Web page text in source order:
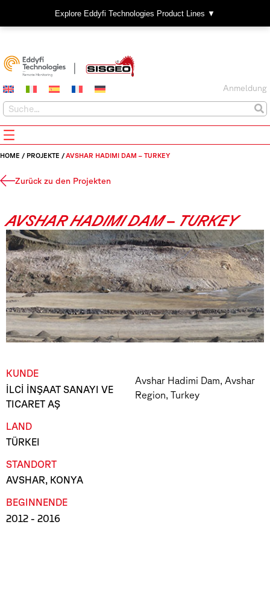
Explore Eddyfi Technologies Product Lines ▼
Anmeldung
HOME / PROJEKTE /AVSHAR HADIMI DAM – TURKEY
Zurück zu den Projekten
AVSHAR HADIMI DAM – TURKEY
KUNDE
İLCİ İNŞAAT SANAYI VE
TICARET AŞ
LAND
TÜRKEI
STANDORT
AVSHAR, KONYA
BEGINN ENDE
2012 - 2016
Avshar Hadimi Dam, Avshar
Region, Turkey